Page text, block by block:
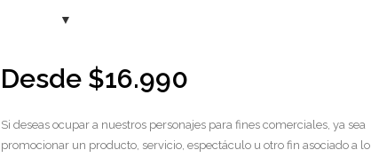
Desde $16.990
Si deseas ocupar a nuestros personajes para fines comerciales, ya sea
promocionar un producto, servicio, espectáculo u otro fin asociado a lo